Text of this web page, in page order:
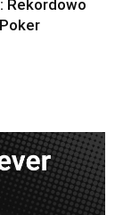
Rekordowo